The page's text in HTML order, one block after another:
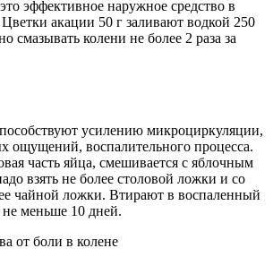
эффективное наружное средство в
акации 50 г заливают водкой 250
смазывать колени не более 2 раза за
усилению микроциркуляции,
ощущений, воспалительного процесса.
часть яйца, смешивается с яблочным
взять не более столовой ложки и со
чайной ложки. Втирают в воспаленный
не меньше 10 дней.